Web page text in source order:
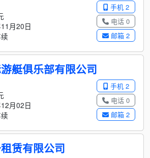
手机 2
电话 0
邮箱 2
月20日
艇俱乐部有限公司
手机 2
电话 0
邮箱 2
月02日
赁有限公司